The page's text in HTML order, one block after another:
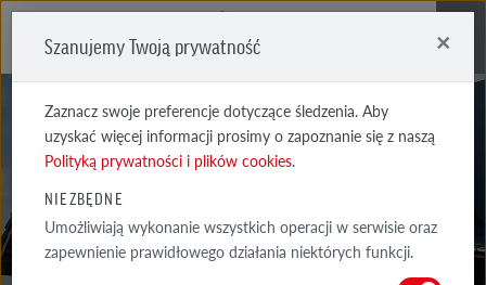
REALIZACJE
Szanujemy Twoją prywatność ×
Zaznacz swoje preferencje dotyczące śledzenia. Aby
uzyskać więcej informacji prosimy o zapoznanie się z naszą
Polityką prywatności i plików cookies.
NIEZBĘDNE
Umożliwiają wykonanie wszystkich operacji w serwisie oraz
zapewnienie prawidłowego działania niektórych funkcji.